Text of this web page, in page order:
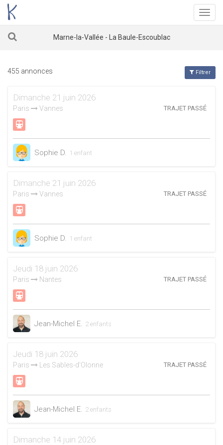
Menu
Marne-la-Vallée - La Baule-Escoublac
455 annonces Filtrer
Dimanche 21 juin 2026
Paris Vannes TRAJET PASSÉ
Sophie D. 1 enfant
Dimanche 21 juin 2026
Paris Vannes TRAJET PASSÉ
Sophie D. 1 enfant
Jeudi 18 juin 2026
Paris Nantes TRAJET PASSÉ
Jean-Michel E. 2 enfants
Jeudi 18 juin 2026
Paris Les Sables-d'Olonne TRAJET PASSÉ
Jean-Michel E. 2 enfants
Dimanche 14 juin 2026